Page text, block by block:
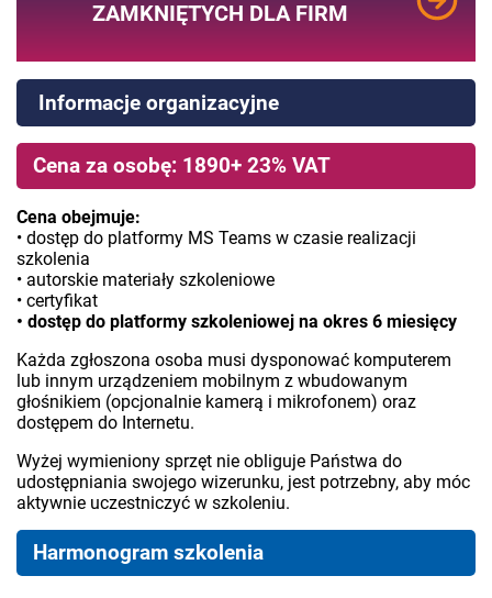
ZAMKNIĘTYCH DLA FIRM
Informacje organizacyjne
Cena za osobę: 1890+ 23% VAT
Cena obejmuje:
• dostęp do platformy MS Teams w czasie realizacji
szkolenia
• autorskie materiały szkoleniowe
• certyfikat
• dostęp do platformy szkoleniowej na okres 6 miesięcy
Każda zgłoszona osoba musi dysponować komputerem
lub innym urządzeniem mobilnym z wbudowanym
głośnikiem (opcjonalnie kamerą i mikrofonem) oraz
dostępem do Internetu.
Wyżej wymieniony sprzęt nie obliguje Państwa do
udostępniania swojego wizerunku, jest potrzebny, aby móc
aktywnie uczestniczyć w szkoleniu.
Harmonogram szkolenia